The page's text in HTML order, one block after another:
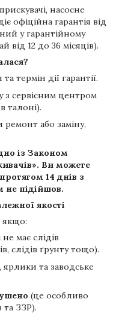
насосне
офіційна гарантія від
у гарантійному
від 12 до 36 місяців).
термін дії гарантії.
з сервісним центром
талоні).
або заміну,
із Законом
Ви можете
14 днів з
не підійшов.
якості
якщо:
має слідів
слідів ґрунту тощо).
та заводське
(це особливо
та ЗЗР).